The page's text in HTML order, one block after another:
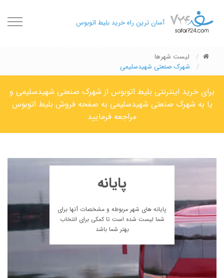
آسان ترین راه خرید بلیط اتوبوس
لیست شهرها
شهرک صنعتی شهیدسلیمی
برای خرید اینترنتی بلیط اتوبوس از شهرک صنعتی شهیدسلیمی و
یا به شهرک صنعتی شهیدسلیمی به صفحه فروش بلیط اتوبوس
مراجعه فرمایید
پایانه
پایانه های شهر مربوطه و مشخصات آنها برای
شما لیست شده است تا کمکی برای انتخاب
بهتر شما باشد